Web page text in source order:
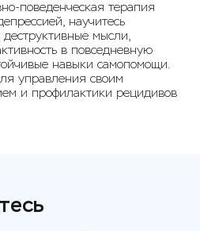
поведенческая терапия
научитесь
деструктивные мысли,
в повседневную
навыки самопомощи.
управления своим
и профилактики рецидивов